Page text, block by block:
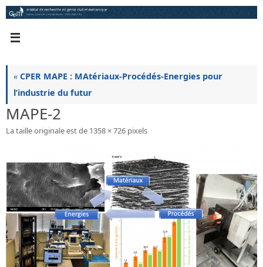
Passer
au
« CPER MAPE : MAtériaux-Procédés-Energies pour
l’industrie du futur
MAPE-2
La taille originale est de 1358 × 726 pixels